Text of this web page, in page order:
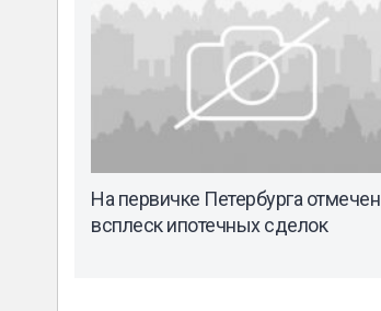
На первичке Петербурга отмечен
всплеск ипотечных сделок